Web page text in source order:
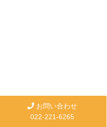
お問い合わせ
022-221-6265